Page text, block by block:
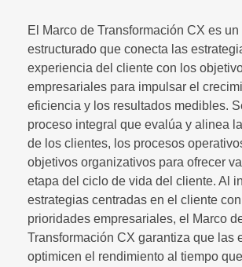
El Marco de Transformación CX es
estructurado que conecta las
experiencia del cliente con los
empresariales para impulsar el
eficiencia y los resultados medibles.
proceso integral que evalúa y alinea
de los clientes, los procesos
objetivos organizativos para ofrecer
etapa del ciclo de vida del cliente. Al
estrategias centradas en el cliente
prioridades empresariales, el Marco
Transformación CX garantiza que las
optimicen el rendimiento al tiempo